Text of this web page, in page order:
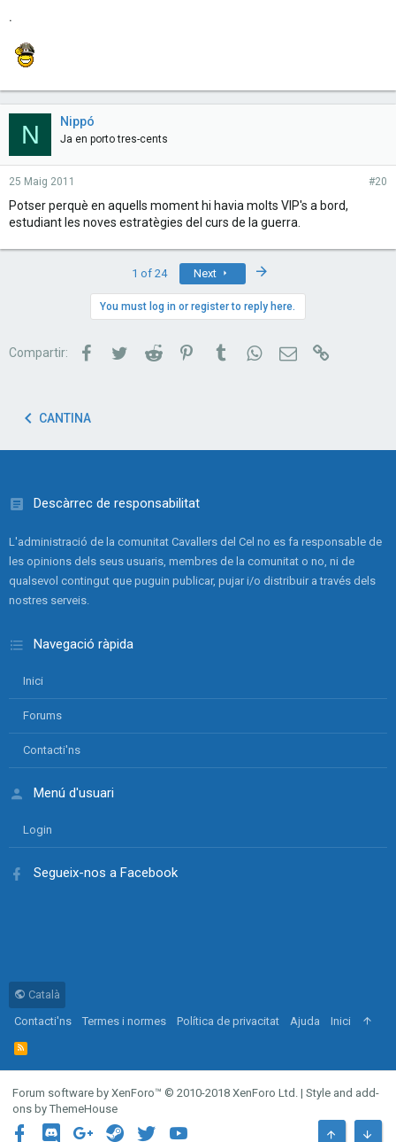
.
N Nippó
Ja en porto tres-cents
25 Maig 2011 #20
Potser perquè en aquells moment hi havia molts VIP's a bord,
estudiant les noves estratègies del curs de la guerra.
1 of 24 Next
You must log in or register to reply here.
Compartir: FacebookTwitterReddit PinterestTumblrWhatsAppCorreu electrònic
CANTINA
Descàrrec de responsabilitat
L'administració de la comunitat Cavallers del Cel no es fa responsable de
les opinions dels seus usuaris, membres de la comunitat o no, ni de
qualsevol contingut que puguin publicar, pujar i/o distribuir a través dels
nostres serveis.
Navegació ràpida
Inici
Forums
Contacti'ns
Menú d'usuari
Login
Segueix-nos a Facebook
Català
Contacti'ns
Termes i normes Política de privacitat Ajuda Inici
R
S
S
Forum software by XenForo™ © 2010-2018 XenForo Ltd. | Style and add-
ons by ThemeHouse